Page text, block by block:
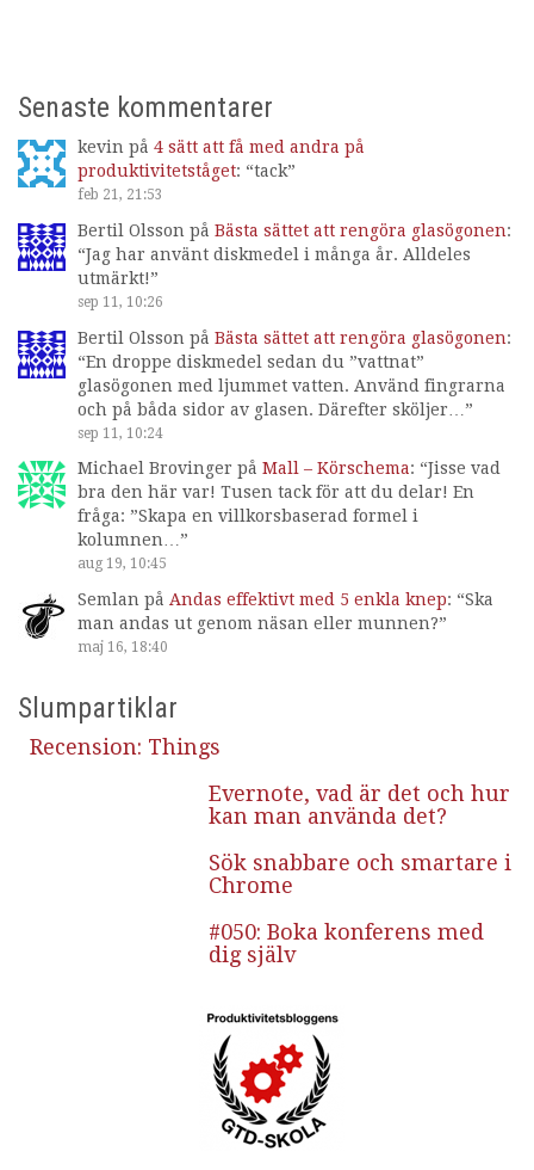
Senaste kommentarer
kevin på 4 sätt att få med andra på
produktivitetståget: “tack”
feb 21, 21:53
Bertil Olsson på Bästa sättet att rengöra glasögonen:
“Jag har använt diskmedel i många år. Alldeles
utmärkt!”
sep 11, 10:26
Bertil Olsson på Bästa sättet att rengöra glasögonen:
“En droppe diskmedel sedan du ”vattnat”
glasögonen med ljummet vatten. Använd fingrarna
och på båda sidor av glasen. Därefter sköljer… ”
sep 11, 10:24
Michael Brovinger på Mall – Körschema: “Jisse vad
bra den här var! Tusen tack för att du delar! En
fråga: ”Skapa en villkorsbaserad formel i
kolumnen…”
aug 19, 10:45
Semlan på Andas effektivt med 5 enkla knep: “Ska
man andas ut genom näsan eller munnen?”
maj 16, 18:40
Slumpartiklar
Recension: Things
Evernote, vad är det och hur
kan man använda det?
Sök snabbare och smartare i
Chrome
#050: Boka konferens med
dig själv